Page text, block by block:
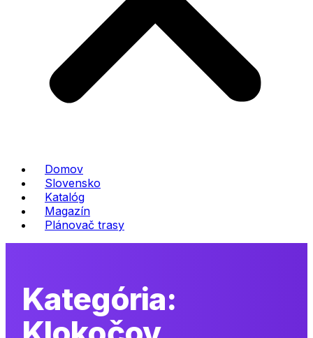
Domov
Slovensko
Katalóg
Magazín
Plánovač trasy
Kategória: